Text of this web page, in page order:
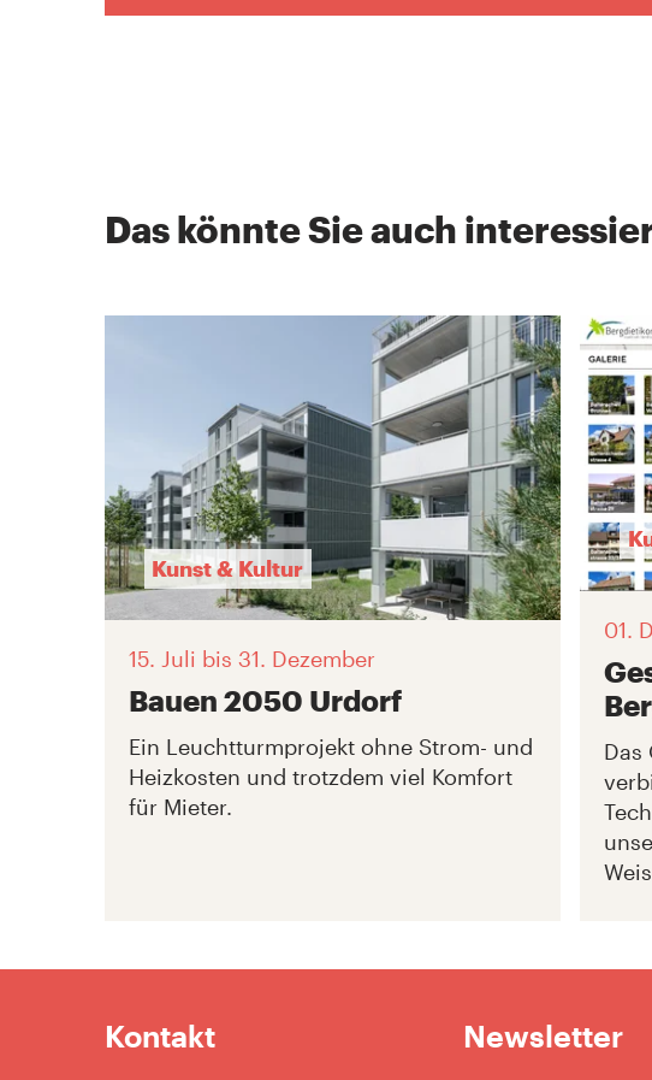
Das könnte Sie auch
Kunst & Kultur
15. Juli bis 31. Dezember
Bauen 2050 Urdorf
Ein Leuchtturmprojekt ohne Strom- und
Heizkosten und trotzdem viel Komfort
für Mieter.
01.
Das
Kontakt Newsletter